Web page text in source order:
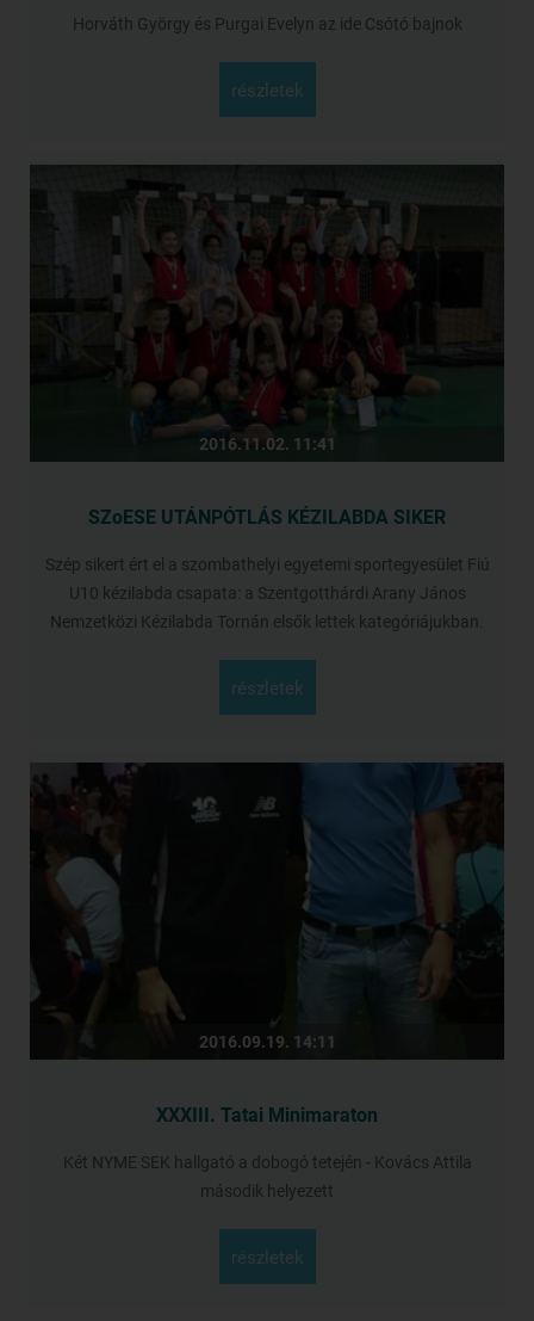
Horváth György és Purgai Evelyn az ide Csótó bajnok
részletek
2016.11.02. 11:41
SZoESE UTÁNPÓTLÁS KÉZILABDA SIKER
Szép sikert ért el a szombathelyi egyetemi sportegyesület Fiú
U10 kézilabda csapata: a Szentgotthárdi Arany János
Nemzetközi Kézilabda Tornán elsők lettek kategóriájukban.
részletek
2016.09.19. 14:11
XXXIII. Tatai Minimaraton
Két NYME SEK hallgató a dobogó tetején - Kovács Attila
második helyezett
részletek